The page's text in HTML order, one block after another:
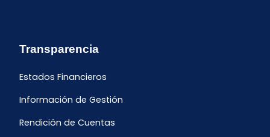
Transparencia
Estados Financieros
Información de Gestión
Rendición de Cuentas